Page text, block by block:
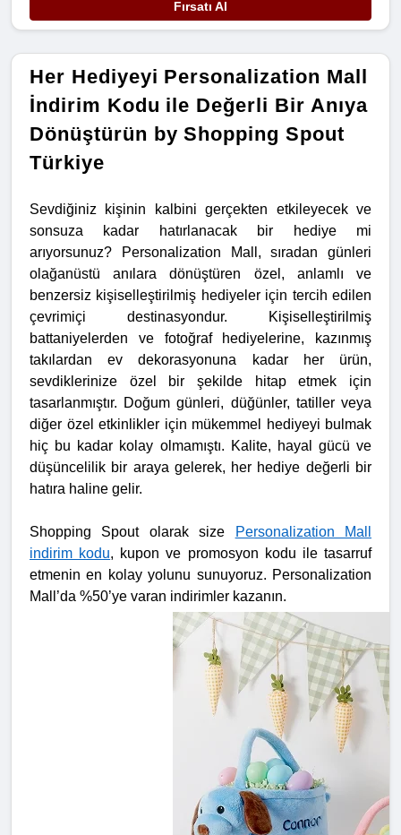
Fırsatı Al
Her Hediyeyi Personalization Mall
İndirim Kodu ile Değerli Bir Anıya
Dönüştürün by Shopping Spout
Türkiye
Sevdiğiniz kişinin kalbini gerçekten etkileyecek ve
sonsuza kadar hatırlanacak bir hediye mi
arıyorsunuz? Personalization Mall, sıradan günleri
olağanüstü anılara dönüştüren özel, anlamlı ve
benzersiz kişiselleştirilmiş hediyeler için tercih edilen
çevrimiçi destinasyondur. Kişiselleştirilmiş
battaniyelerden ve fotoğraf hediyelerine, kazınmış
takılardan ev dekorasyonuna kadar her ürün,
sevdiklerinize özel bir şekilde hitap etmek için
tasarlanmıştır. Doğum günleri, düğünler, tatiller veya
diğer özel etkinlikler için mükemmel hediyeyi bulmak
hiç bu kadar kolay olmamıştı. Kalite, hayal gücü ve
düşüncelilik bir araya gelerek, her hediye değerli bir
hatıra haline gelir.
Shopping Spout olarak size
Personalization Mall
indirim kodu, kupon ve promosyon kodu ile tasarruf
etmenin en kolay yolunu sunuyoruz. Personalization
Mall’da %50’ye varan indirimler kazanın.